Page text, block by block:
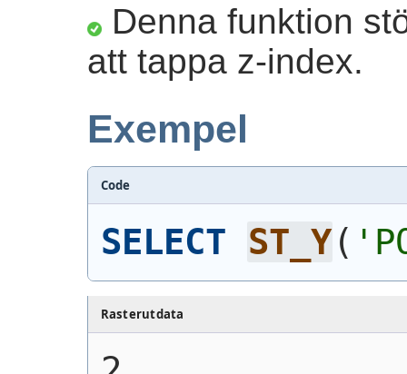
Denna funktion
att tappa z-index.
Exempel
Code
SELECT ST_Y (
Rasterutdata